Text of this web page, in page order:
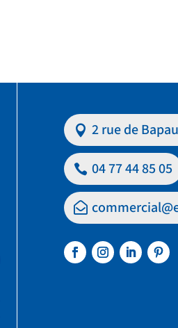
2 rue de
04 77 44 85 05